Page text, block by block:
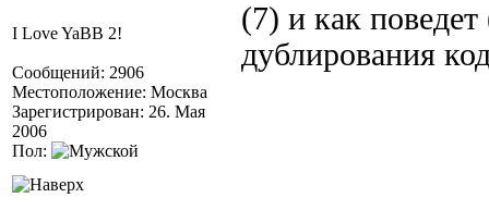
I Love YaBB 2!
Сообщений: 2906
Местоположение: Москва
Зарегистрирован: 26. Мая
2006
Пол:
(7) и как поведет
дублирования